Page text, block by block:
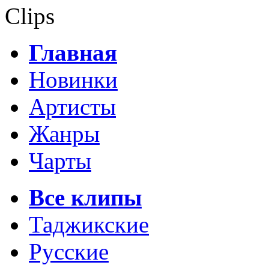
Clips
Главная
Новинки
Артисты
Жанры
Чарты
Все клипы
Таджикские
Русские